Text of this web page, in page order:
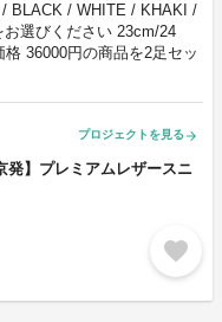
BLACK / WHITE / KHAKI /
選びください 23cm/24
36000円の商品を2足セッ
プロジェクトを見る arrow_forward
発】プレミアムレザースニ
favorite